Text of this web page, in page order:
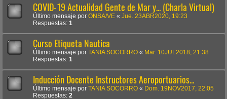
COVID-19 Actualidad Gente de Mar y... (Charla Virtual)
Último mensaje por ONSA/VE « Jue. 23ABR2020, 19:23
Respuestas: 1
Curso Etiqueta Nautica
Último mensaje por TANIA SOCORRO « Mar. 10JUL2018, 21:38
Respuestas: 1
Inducción Docente Instructores Aeroportuarios...
Último mensaje por TANIA SOCORRO « Dom. 19NOV2017, 22:05
Respuestas: 2